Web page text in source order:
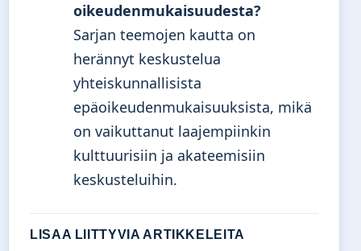
oikeudenmukaisuudesta?
Sarjan teemojen kautta on
herännyt keskustelua
yhteiskunnallisista
epäoikeudenmukaisuuksista, mikä
on vaikuttanut laajempiinkin
kulttuurisiin ja akateemisiin
keskusteluihin.
LISAA LIITTYVIA ARTIKKELEITA